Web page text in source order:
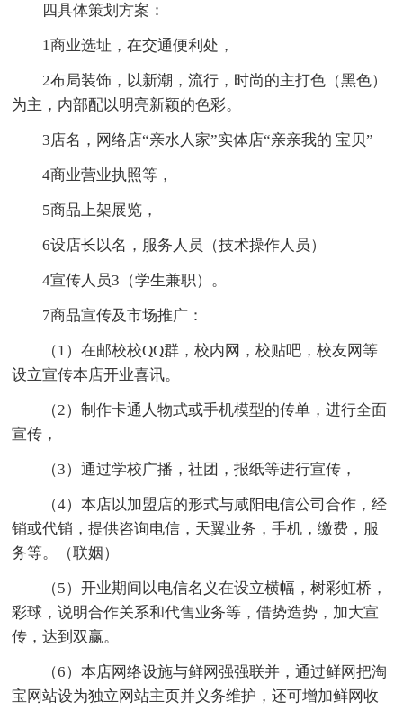
四具体策划方案：
1商业选址，在交通便利处，
2布局装饰，以新潮，流行，时尚的主打色（黑色）
为主，内部配以明亮新颖的色彩。
3店名，网络店“亲水人家”实体店“亲亲我的 宝贝”
4商业营业执照等，
5商品上架展览，
6设店长以名，服务人员（技术操作人员）
4宣传人员3（学生兼职）。
7商品宣传及市场推广：
（1）在邮校校QQ群，校内网，校贴吧，校友网等
设立宣传本店开业喜讯。
（2）制作卡通人物式或手机模型的传单，进行全面
宣传，
（3）通过学校广播，社团，报纸等进行宣传，
（4）本店以加盟店的形式与咸阳电信公司合作，经
销或代销，提供咨询电信，天翼业务，手机，缴费，服
务等。（联姻）
（5）开业期间以电信名义在设立横幅，树彩虹桥，
彩球，说明合作关系和代售业务等，借势造势，加大宣
传，达到双赢。
（6）本店网络设施与鲜网强强联并，通过鲜网把淘
宝网站设为独立网站主页并义务维护，还可增加鲜网收